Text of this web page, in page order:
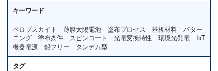
キーワード
ペロブスカイト 薄膜太陽電池 塗布プロセス 基板材料 パター
ニング 塗布条件 スピンコート 光電変換特性 環境光発電 IoT
機器電源 鉛フリー タンデム型
タグ